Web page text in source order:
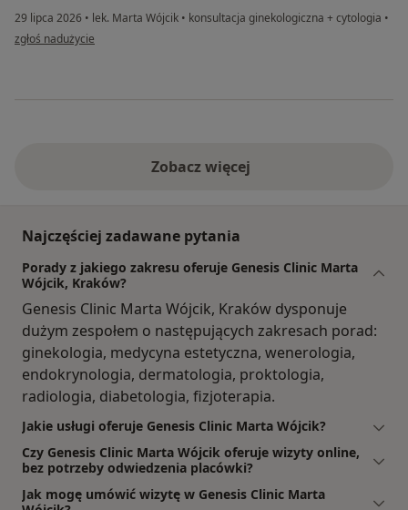
29 lipca 2026 • lek. Marta Wójcik • konsultacja ginekologiczna + cytologia •
w opinii użytkownika Wiola
zgłoś nadużycie
Zobacz więcej
Najczęściej zadawane pytania
Porady z jakiego zakresu oferuje Genesis Clinic Marta
Wójcik, Kraków?
Genesis Clinic Marta Wójcik, Kraków dysponuje
dużym zespołem o następujących zakresach porad:
ginekologia, medycyna estetyczna, wenerologia,
endokrynologia, dermatologia, proktologia,
radiologia, diabetologia, fizjoterapia.
Jakie usługi oferuje Genesis Clinic Marta Wójcik?
Czy Genesis Clinic Marta Wójcik oferuje wizyty online,
bez potrzeby odwiedzenia placówki?
Jak mogę umówić wizytę w Genesis Clinic Marta